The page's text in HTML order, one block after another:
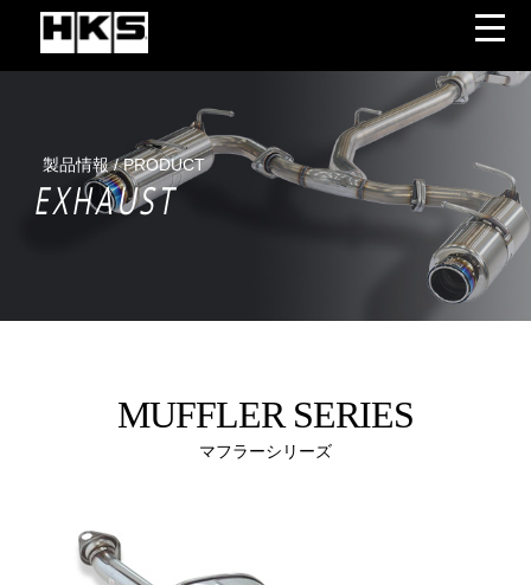
製品情報 / PRODUCT
EXHAUST
MUFFLER SERIES
マフラーシリーズ